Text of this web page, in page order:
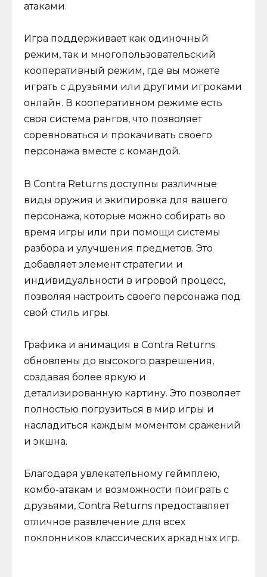
атаками.
Игра поддерживает как одиночный
режим, так и многопользовательский
кооперативный режим, где вы можете
играть с друзьями или другими игроками
онлайн. В кооперативном режиме есть
своя система рангов, что позволяет
соревноваться и прокачивать своего
персонажа вместе с командой.
В Contra Returns доступны различные
виды оружия и экипировка для вашего
персонажа, которые можно собирать во
время игры или при помощи системы
разбора и улучшения предметов. Это
добавляет элемент стратегии и
индивидуальности в игровой процесс,
позволяя настроить своего персонажа под
свой стиль игры.
Графика и анимация в Contra Returns
обновлены до высокого разрешения,
создавая более яркую и
детализированную картину. Это позволяет
полностью погрузиться в мир игры и
насладиться каждым моментом сражений
и экшна.
Благодаря увлекательному геймплею,
комбо-атакам и возможности поиграть с
друзьями, Contra Returns предоставляет
отличное развлечение для всех
поклонников классических аркадных игр.